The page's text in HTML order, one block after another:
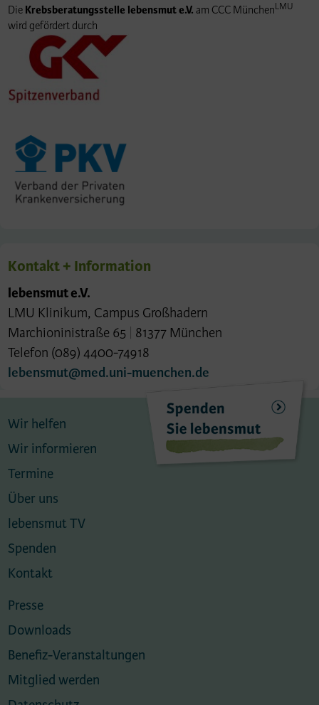
DieKrebsberatungsstelle lebensmut e.V. am CCC MünchenLMU
wird gefördert durch
Kontakt + Information
lebensmut e.V.
LMU Klinikum, Campus Großhadern
Marchioninistraße 65 81377 München
Telefon (089) 4400-74918
lebensmut@med.uni-muenchen.de
Wir helfen
Wir informieren
Termine
Über uns
lebensmut TV
Spenden
Kontakt
Presse
Downloads
Benefiz-Veranstaltungen
Mitglied werden